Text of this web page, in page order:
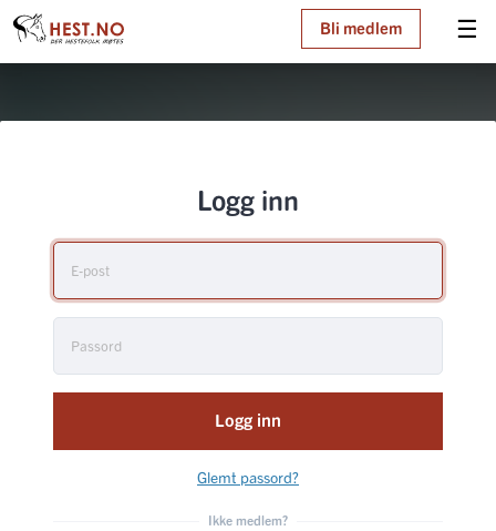
☰
Bli medlem
Logg inn
Logg inn
Glemt passord?
Ikke medlem?